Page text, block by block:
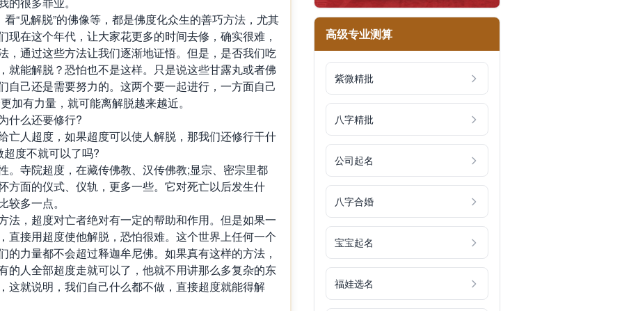
看“见解脱”的佛像等，都是佛度化众生的善巧方法，尤其
现在这个年代，让大家花更多的时间去修，确实很难，
，通过这些方法让我们逐渐地证悟。但是，是否我们吃
就能解脱？恐怕也不是这样。只是说这些甘露丸或者佛
自己还是需要努力的。这两个要一起进行，一方面自己
加有力量，就可能离解脱越来越近。
什么还要修行?
亡人超度，如果超度可以使人解脱，那我们还修行干什
度不就可以了吗?
。寺院超度，在藏传佛教、汉传佛教;显宗、密宗里都
方面的仪式、仪轨，更多一些。它对死亡以后发生什
多一点。
法，超度对亡者绝对有一定的帮助和作用。但是如果一
直接用超度使他解脱，恐怕很难。这个世界上任何一个
的力量都不会超过释迦牟尼佛。如果真有这样的方法，
的人全部超度走就可以了，他就不用讲那么多复杂的东
这就说明，我们自己什么都不做，直接超度就能得解
高级专业测算
紫微精批
八字精批
公司起名
八字合婚
宝宝起名
福娃选名